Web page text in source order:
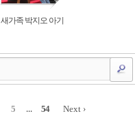
새가족 박지오 아기
5 ... 54 Next ›